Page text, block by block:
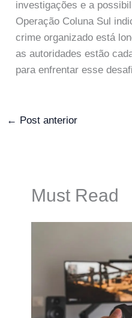
investigações e a
Operação Coluna Sul
crime organizado está
as autoridades estão
para enfrentar esse
← Post anterior
Must Read